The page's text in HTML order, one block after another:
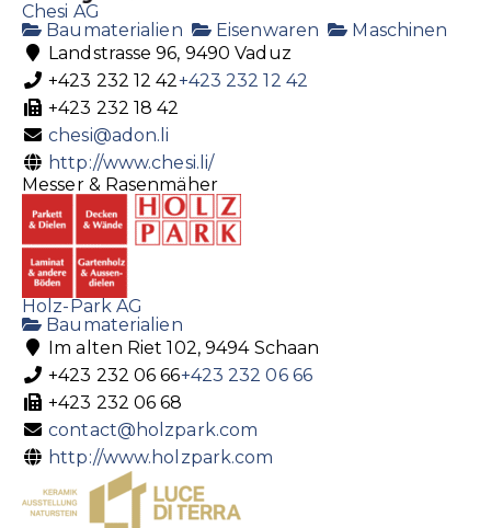
Chesi AG
Baumaterialien
Eisenwaren
Maschinen
Landstrasse 96, 9490 Vaduz
+423 232 12 42+423 232 12 42
+423 232 18 42
chesi@adon.li
http://www.chesi.li/
Messer & Rasenmäher
Holz-Park AG
Baumaterialien
Im alten Riet 102, 9494 Schaan
+423 232 06 66+423 232 06 66
+423 232 06 68
contact@holzpark.com
http://www.holzpark.com